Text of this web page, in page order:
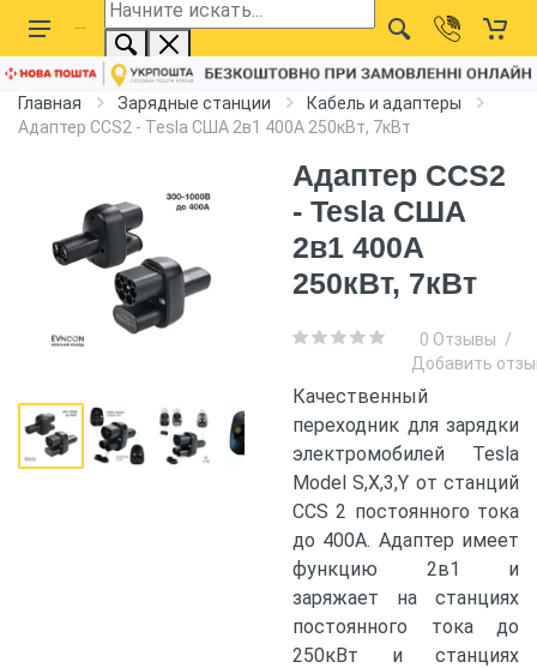
Главная Зарядные станции
Кабель и адаптеры
Адаптер CCS2 - Tesla США 2в1 400А 250кВт, 7кВт
Адаптер CCS2
- Tesla США
2в1 400А
250кВт, 7кВт
0 Отзывы /
Добавить
Качественный
переходник для зарядки
электромобилей Tesla
Model S,X,3,Y от станций
CCS 2 постоянного тока
до 400А. Адаптер имеет
функцию 2в1 и
заряжает на станциях
постоянного тока до
250кВт и станциях